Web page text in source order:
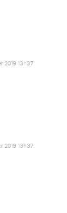
2019 13h37
2019 13h37